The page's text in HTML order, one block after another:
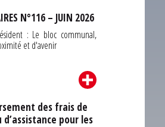
N°116 – JUIN 2026
: Le bloc communal,
et d'avenir
des frais de
d’assistance pour les